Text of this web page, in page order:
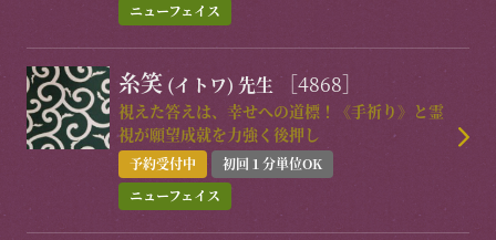
ニューフェイス
糸笑 (イトワ) 先生 ［4868］
視えた答えは、幸せへの道標！《手祈り》と霊
視が願望成就を力強く後押し
予約受付中
初回１分単位OK
ニューフェイス